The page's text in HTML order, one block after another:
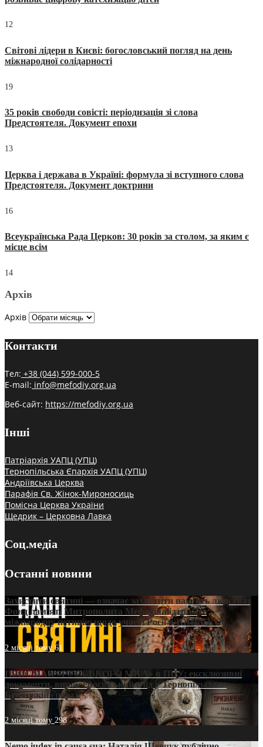
12
Світові лідери в Києві: богословський погляд на день
міжнародної солідарності
19
35 років свободи совісті: періодизація зі слова
Предстоятеля. Документ епохи
13
Церква і держава в Україні: формула зі вступного слова
Предстоятеля. Документ доктрини
16
Всеукраїнська Рада Церков: 30 років за столом, за яким є
місце всім
14
Архів
Архів
Контакти
Тел: +38 (044) 599-000-5
E-mail: info@mefodiy.org.ua
Веб-сайт: https://mefodiy.org.ua
Інші
Патріархія УАПЦ (УПЦ)
Тернопільська Єпархія УАПЦ (УПЦ)
Андріївська Церква
Парафія Св. Жінок-Мироносиць
Помісна Церква України
Щедрик – Церковна Лавка
Соц.медіа
Останні новини
Захистити святині — означає захистити пам’ять людства:
Фонд пам’яті Митрополита Мефодія підтримує
міжнародну петицію щодо участі Росії в ЮНЕСКО
2 місяці тому61
ПРИСМАК «РУССЬКОГО МІРА» в ПЦУ: ексклюзивні
документи, вирок і російський слід у Тернопільсько-
Бучацькій єпархії
2 місяці тому 298